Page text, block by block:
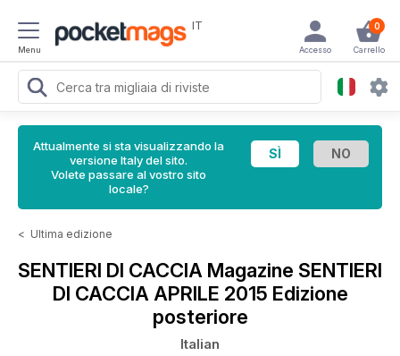
Menu
IT 0
Carrello
Accesso
Attualmente si sta visualizzando la
versione Italy del sito.
Volete passare al vostro sito
locale?
< Ultima edizione
SENTIERI DI CACCIA Magazine SENTIERI
DI CACCIA APRILE 2015 Edizione
posteriore
Italian